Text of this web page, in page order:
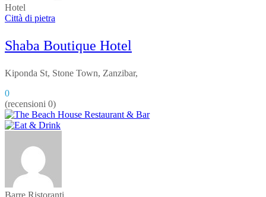
Hotel
Città di pietra
Shaba Boutique Hotel
Kiponda St, Stone Town, Zanzibar,
0
(recensioni 0)